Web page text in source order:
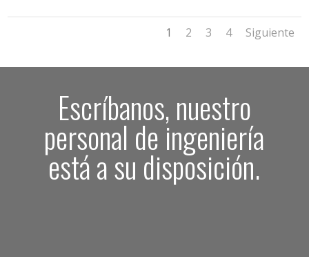
1 2 3 4 Siguiente
Escríbanos, nuestro
personal de ingeniería
está a su disposición.